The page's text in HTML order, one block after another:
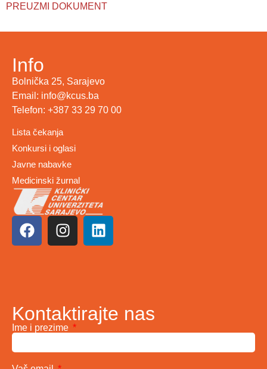
PREUZMI DOKUMENT
Info
Bolnička 25, Sarajevo
Email: info@kcus.ba
Telefon: +387 33 29 70 00
Lista čekanja
Konkursi i oglasi
Javne nabavke
Medicinski žurnal
Kontaktirajte nas
Ime i prezime